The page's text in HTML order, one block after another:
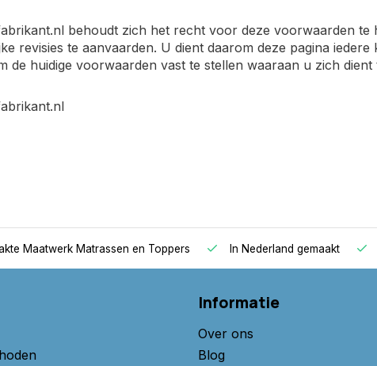
behoudt zich het recht voor deze voorwaarden te
revisies te aanvaarden. U dient daarom deze pagina
de huidige voorwaarden vast te stellen waaraan u zich dient
Maatwerk Matrassen en Toppers In Nederland gemaakt
Informatie
Over ons
Blog